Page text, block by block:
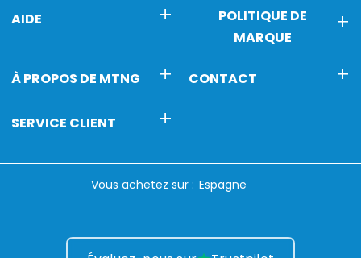
AIDE
POLITIQUE DE
MARQUE
À PROPOS DE MTNG CONTACT
SERVICE CLIENT
Vous achetez sur :